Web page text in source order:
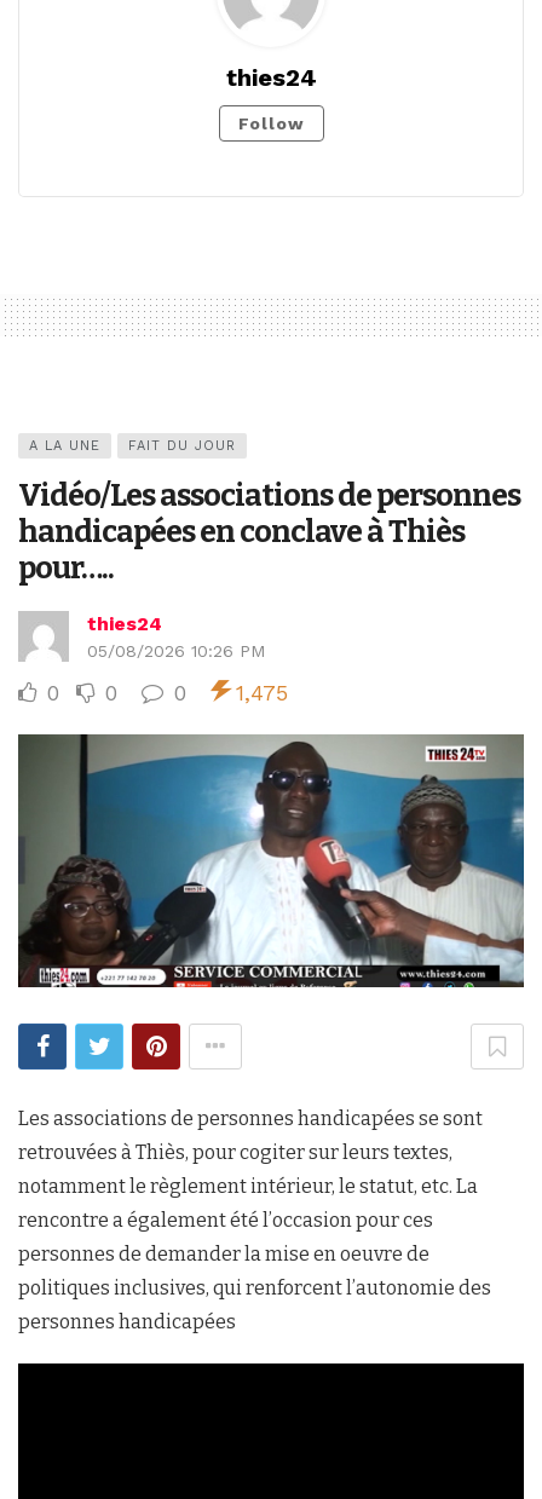
thies24
Follow
A LA UNE FAIT DU JOUR
Vidéo/Les associations de personnes
handicapées en conclave à Thiès
pour…..
thies24
05/08/2026 10:26 PM
0 0 0 1,475
Les associations de personnes handicapées se sont
retrouvées à Thiès, pour cogiter sur leurs textes,
notamment le règlement intérieur, le statut, etc. La
rencontre a également été l’occasion pour ces
personnes de demander la mise en oeuvre de
politiques inclusives, qui renforcent l’autonomie des
personnes handicapées